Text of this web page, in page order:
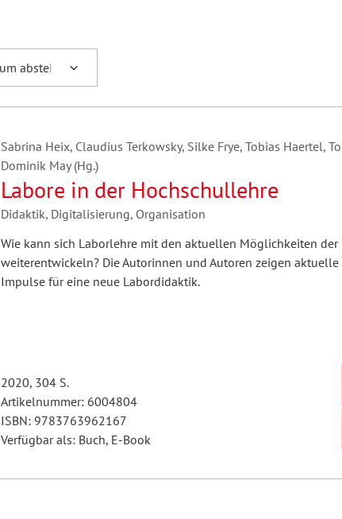
Sabrina Heix, Claudius Terkowsky, Silke Frye, Tobias Haertel,
Dominik May (Hg.)
Labore in der Hochschullehre
Didaktik, Digitalisierung, Organisation
Wie kann sich Laborlehre mit den aktuellen Möglichkeiten
weiterentwickeln? Die Autorinnen und Autoren zeigen
Impulse für eine neue Labordidaktik.
2020, 304 S.
Artikelnummer: 6004804
ISBN: 9783763962167
Verfügbar als: Buch, E-Book